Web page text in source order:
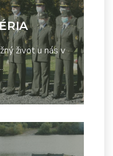
život u nás v